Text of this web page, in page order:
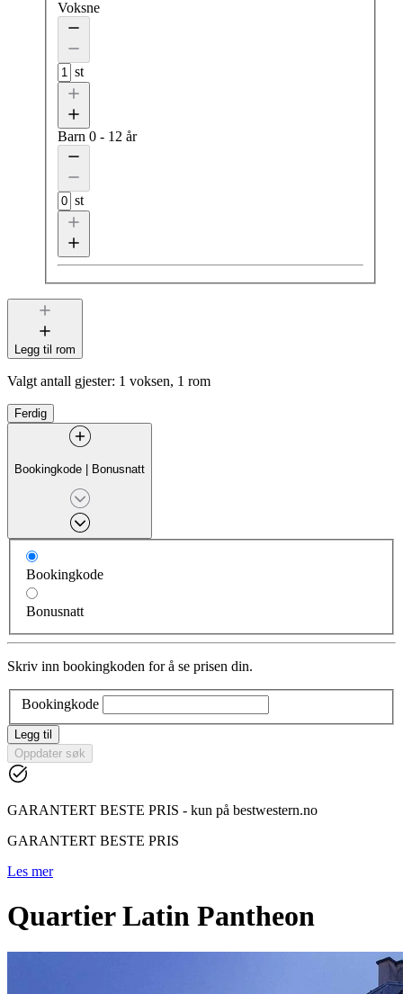
Voksne
st
Barn 0 - 12 år
st
Legg til rom
Valgt antall gjester: 1 voksen, 1 rom
Ferdig
Bookingkode | Bonusnatt
Bookingkode
Bonusnatt
Skriv inn bookingkoden for å se prisen din.
Bookingkode
Legg til
Oppdater søk
GARANTERT BESTE PRIS - kun på bestwestern.no
GARANTERT BESTE PRIS
Les mer
Quartier Latin Pantheon